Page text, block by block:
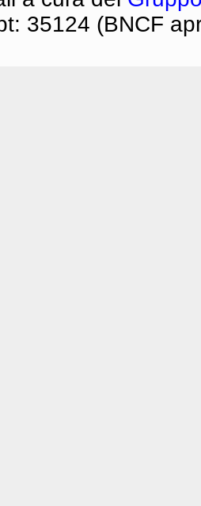
35124 (BNCF